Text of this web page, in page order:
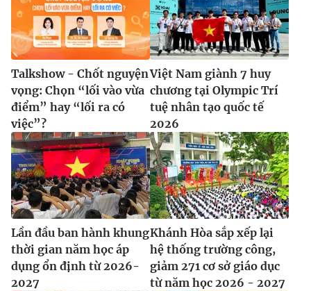
Talkshow - Chốt nguyện
vọng: Chọn “lối vào vừa
điểm” hay “lối ra có
việc”?
Việt Nam giành 7 huy
chương tại Olympic Trí
tuệ nhân tạo quốc tế
2026
Lần đầu ban hành khung
thời gian năm học áp
dụng ổn định từ 2026-
2027
Khánh Hòa sắp xếp lại
hệ thống trường công,
giảm 271 cơ sở giáo dục
từ năm học 2026 - 2027